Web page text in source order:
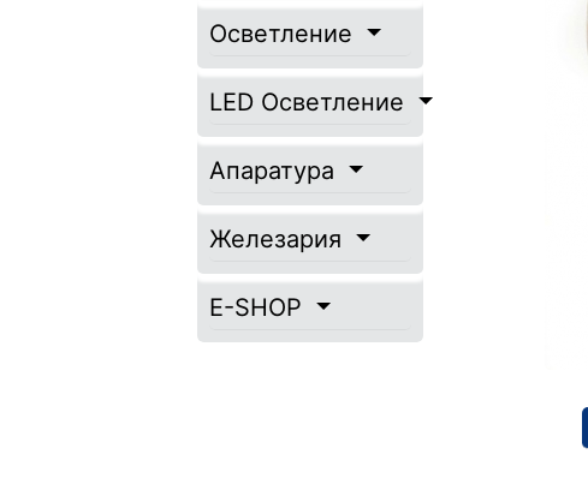
Осветление
LED Осветление
Апаратура
Железария
E-SHOP